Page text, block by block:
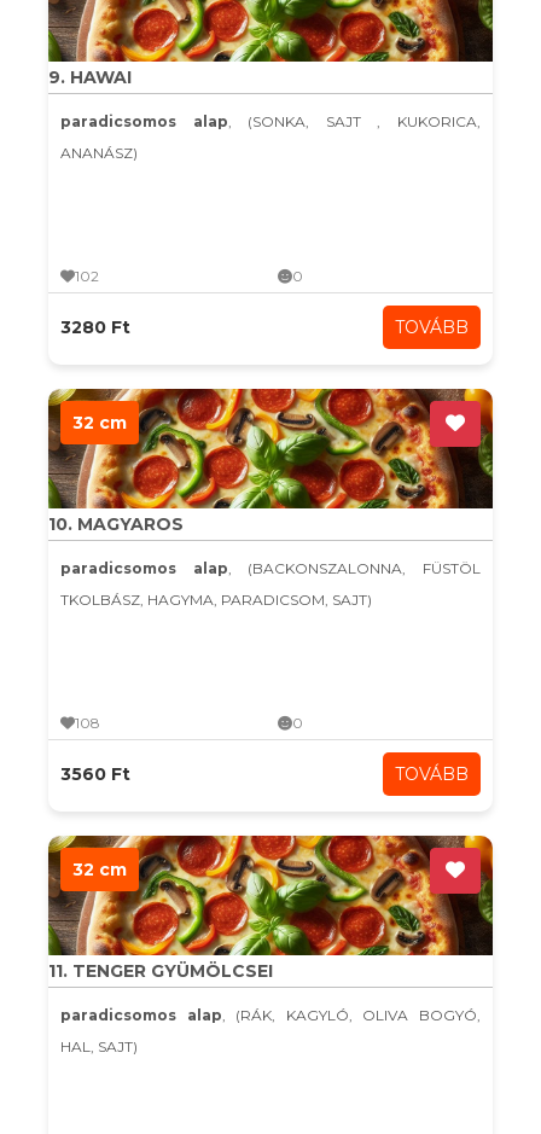
9. HAWAI
paradicsomos alap, (SONKA, SAJT , KUKORICA,
ANANÁSZ)
102 0
3280 Ft TOVÁBB
32 cm
10. MAGYAROS
paradicsomos alap, (BACKONSZALONNA, FÜSTÖL
TKOLBÁSZ, HAGYMA, PARADICSOM, SAJT)
108 0
3560 Ft TOVÁBB
32 cm
11. TENGER GYÜMÖLCSEI
paradicsomos alap, (RÁK, KAGYLÓ, OLIVA BOGYÓ,
HAL, SAJT)